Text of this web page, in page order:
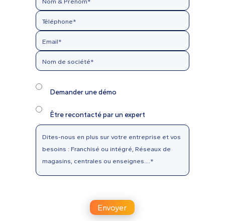
Demander une démo
Être recontacté par un expert